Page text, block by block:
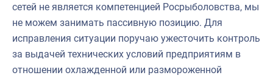
сетей не является компетенцией Росрыболовства, мы
не можем занимать пассивную позицию. Для
исправления ситуации поручаю ужесточить контроль
за выдачей технических условий предприятиям в
отношении охлажденной или размороженной